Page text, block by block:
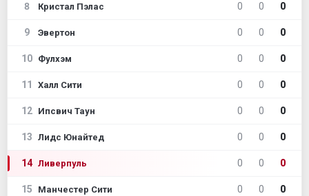
8 Кристал Пэлас 0 0 0
9 Эвертон 0 0 0
10 Фулхэм 0 0 0
11 Халл Сити 0 0 0
12 Ипсвич Таун 0 0 0
13 Лидс Юнайтед 0 0 0
14 Ливерпуль 0 0 0
15 Манчестер Сити 0 0 0